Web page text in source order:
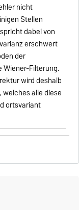
nicht
Stellen
dabei von
erschwert
der
Wiener-Filterung.
wird deshalb
alle diese
ortsvariant